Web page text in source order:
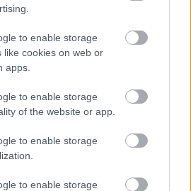
to enable storage
like cookies on web or
apps.
to enable storage
of the website or app.
to enable storage
to enable storage